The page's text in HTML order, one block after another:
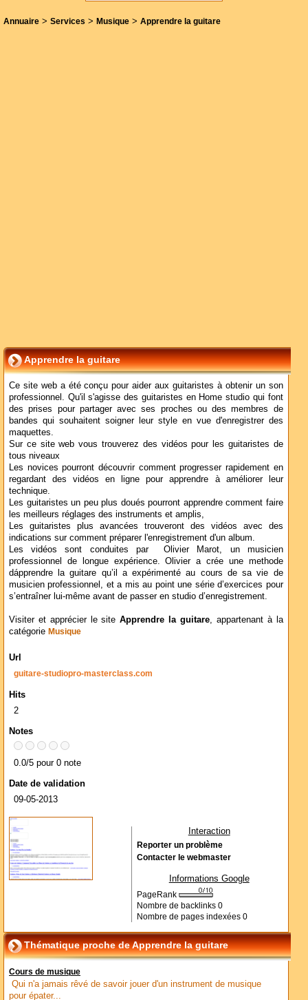
Annuaire > Services > Musique > Apprendre la guitare
Apprendre la guitare
Ce site web a été conçu pour aider aux guitaristes à obtenir un son
professionnel. Qu'il s'agisse des guitaristes en Home studio qui font
des prises pour partager avec ses proches ou des membres de
bandes qui souhaitent soigner leur style en vue d'enregistrer des
maquettes.
Sur ce site web vous trouverez des vidéos pour les guitaristes de
tous niveaux
Les novices pourront découvrir comment progresser rapidement en
regardant des vidéos en ligne pour apprendre à améliorer leur
technique.
Les guitaristes un peu plus doués pourront apprendre comment faire
les meilleurs réglages des instruments et amplis,
Les guitaristes plus avancées trouveront des vidéos avec des
indications sur comment préparer l'enregistrement d'un album.
Les vidéos sont conduites par Olivier Marot, un musicien
professionnel de longue expérience. Olivier a crée une methode
dápprendre la guitare qu’il a expérimenté au cours de sa vie de
musicien professionnel, et a mis au point une série d’exercices pour
s’entraîner lui-même avant de passer en studio d’enregistrement.
Visiter et apprécier le siteApprendre la guitare, appartenant à la
catégorie Musique
Url
guitare-studiopro-masterclass.com
Hits
2
Notes
0.0/5 pour 0 note
Date de validation
09-05-2013
Interaction
Reporter un problème
Contacter le webmaster
Informations Google
PageRank
Nombre de backlinks 0
Nombre de pages indexées 0
Thématique proche de Apprendre la guitare
Cours de musique
Qui n'a jamais rêvé de savoir jouer d'un instrument de musique
pour épater...